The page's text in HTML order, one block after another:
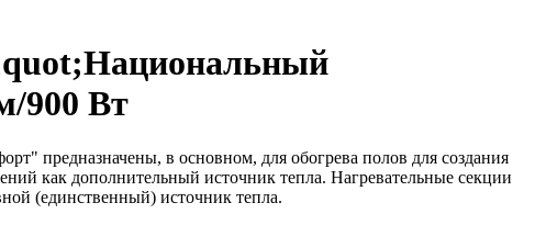
900 Вт
предназначены, в основном, для обогрева полов для создания
как дополнительный источник тепла. Нагревательные секции
(единственный) источник тепла.